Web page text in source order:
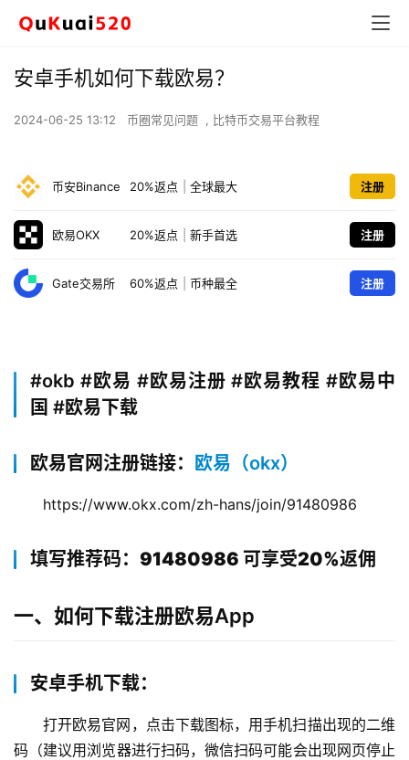
安卓手机如何下载欧易？
2024-06-25 13:12 币圈常见问题 , 比特币交易平台教程
币安Binance 20%返点 全球最大 注册
欧易OKX 20%返点 新手首选 注册
Gate交易所 60%返点 币种最全 注册
#okb #欧易 #欧易注册 #欧易教程 #欧易中
国 #欧易下载
欧易官网注册链接： 欧易（okx）
https://www.okx.com/zh-hans/join/91480986
填写推荐码：91480986 可享受20%返佣
一、如何下载注册欧易App
安卓手机下载：
打开欧易官网，点击下载图标，用手机扫描出现的二维
码（建议用浏览器进行扫码，微信扫码可能会出现网页停止